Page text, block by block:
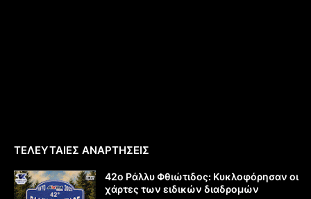
ΤΕΛΕΥΤΑΙΕΣ ΑΝΑΡΤΗΣΕΙΣ
42ο Ράλλυ Φθιώτιδος: Κυκλοφόρησαν οι
χάρτες των ειδικών διαδρομών